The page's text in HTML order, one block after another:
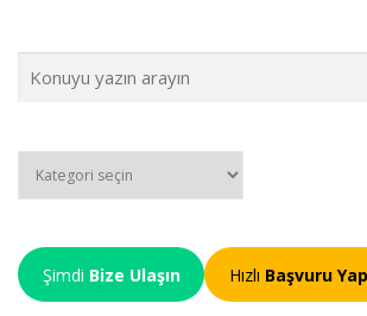
Şimdi Bize Ulaşın Hızlı Başvuru Yap